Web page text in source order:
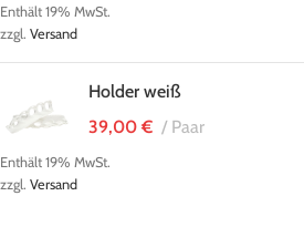
Enthält 19% MwSt.
zzgl. Versand
Holder weiß
39,00€ Paar
Enthält 19% MwSt.
zzgl. Versand